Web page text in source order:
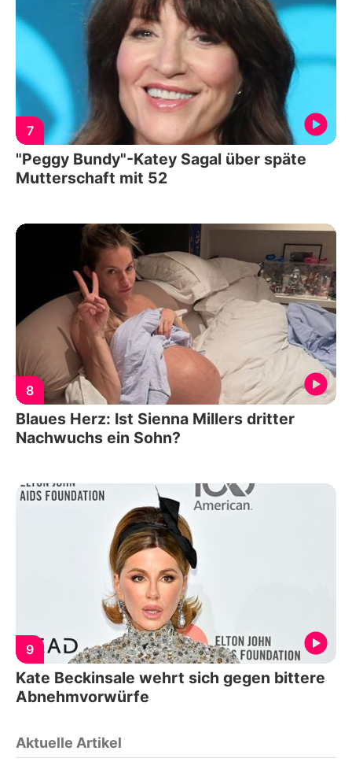
7
"Peggy Bundy"-Katey Sagal über späte
Mutterschaft mit 52
8
Blaues Herz: Ist Sienna Millers dritter
Nachwuchs ein Sohn?
9
Kate Beckinsale wehrt sich gegen bittere
Abnehmvorwürfe
Aktuelle Artikel